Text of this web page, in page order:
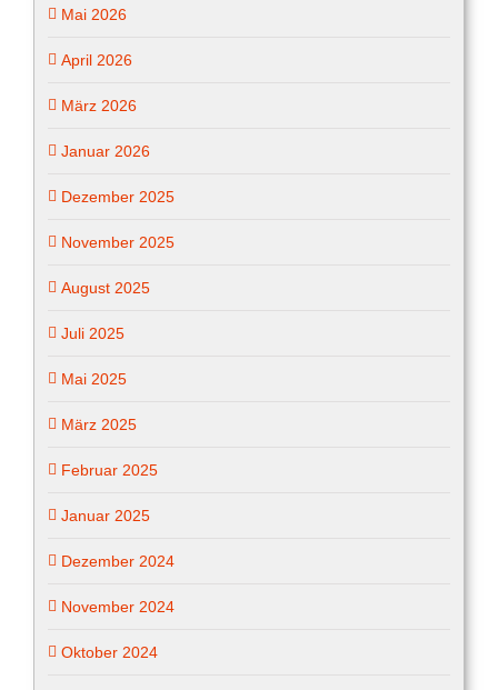
Mai 2026
April 2026
März 2026
Januar 2026
Dezember 2025
November 2025
August 2025
Juli 2025
Mai 2025
März 2025
Februar 2025
Januar 2025
Dezember 2024
November 2024
Oktober 2024